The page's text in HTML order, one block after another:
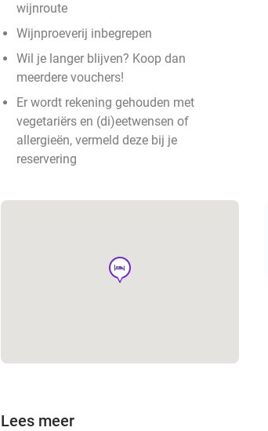
wijnroute
Wijnproeverij inbegrepen
Wil je langer blijven? Koop dan
meerdere vouchers!
Er wordt rekening gehouden met
vegetariërs en (di)eetwensen of
allergieën, vermeld deze bij je
reservering
hotel
Lees meer